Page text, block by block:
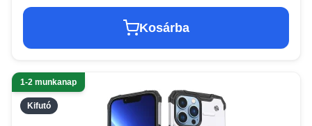
Kosárba
Kifutó
1-2 munkanap